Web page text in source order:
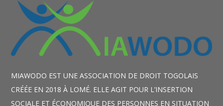
MIAWODO EST UNE ASSOCIATION DE DROIT TOGOLAIS
CRÉÉE EN 2018 À LOMÉ. ELLE AGIT POUR L’INSERTION
SOCIALE ET ÉCONOMIQUE DES PERSONNES EN SITUATION